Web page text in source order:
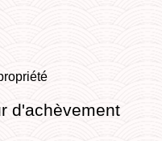
d'achèvement